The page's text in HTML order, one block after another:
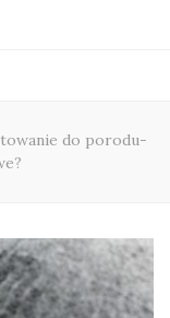
do porodu-